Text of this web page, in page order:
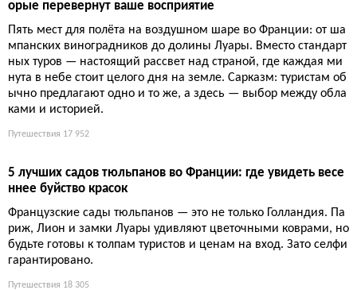
т Гента до Турина
Бежать от французских толп можно даже в соседних странах:
Гент вместо Брюгге, Франкония вместо Баварии, Фигерас вм
есто Барселоны, а Турин вообще никто не заметил. И всё это
в паре часов от границы.
10 французских садов, которые стоит посетить этой весно
Пока парижские музеи забиты очередями, знающие путешес
твенники бегут в парки: именно весной сады Франции превр
ащаются в райские уголки без толп. Местные жители давно п
оняли, что магнолии и тюльпаны стоят дороже любых карти
н, а вдохновение здесь разлито в воздухе вместе с пыльцой.
Путешествия